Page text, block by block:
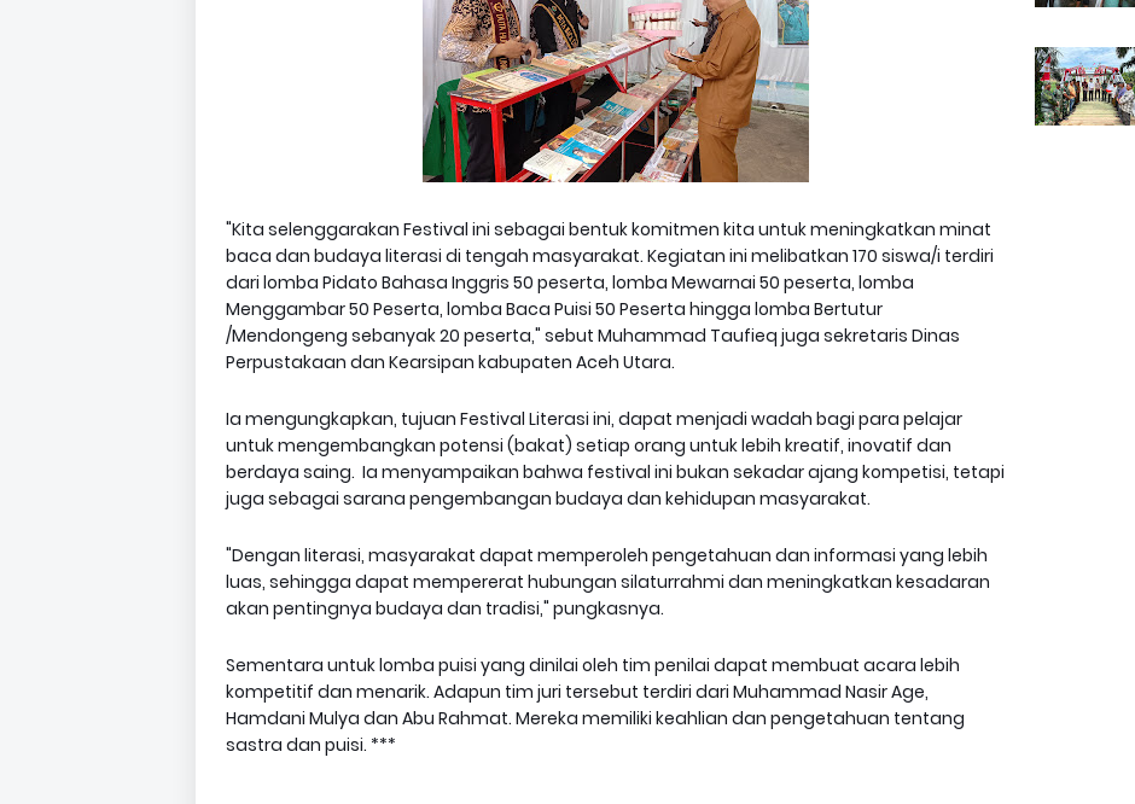
"Kita selenggarakan Festival ini sebagai bentuk komitmen kita untuk meningkatkan minat
baca dan budaya literasi di tengah masyarakat. Kegiatan ini melibatkan 170 siswa/i terdiri
dari lomba Pidato Bahasa Inggris 50 peserta, lomba Mewarnai 50 peserta, lomba
Menggambar 50 Peserta, lomba Baca Puisi 50 Peserta hingga lomba Bertutur
/Mendongeng sebanyak 20 peserta," sebut Muhammad Taufieq juga sekretaris Dinas
Perpustakaan dan Kearsipan kabupaten Aceh Utara.
Ia mengungkapkan, tujuan Festival Literasi ini, dapat menjadi wadah bagi para pelajar
untuk mengembangkan potensi (bakat) setiap orang untuk lebih kreatif, inovatif dan
berdaya saing. Ia menyampaikan bahwa festival ini bukan sekadar ajang kompetisi, tetapi
juga sebagai sarana pengembangan budaya dan kehidupan masyarakat.
"Dengan literasi, masyarakat dapat memperoleh pengetahuan dan informasi yang lebih
luas, sehingga dapat mempererat hubungan silaturrahmi dan meningkatkan kesadaran
akan pentingnya budaya dan tradisi," pungkasnya.
Sementara untuk lomba puisi yang dinilai oleh tim penilai dapat membuat acara lebih
kompetitif dan menarik. Adapun tim juri tersebut terdiri dari Muhammad Nasir Age,
Hamdani Mulya dan Abu Rahmat. Mereka memiliki keahlian dan pengetahuan tentang
sastra dan puisi. ***